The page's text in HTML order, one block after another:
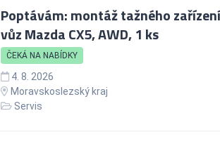
Poptávám: montáž tažného
vůz Mazda CX5, AWD, 1 ks
ČEKÁ NA NABÍDKY
4. 8. 2026
Moravskoslezský kraj
Servis